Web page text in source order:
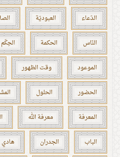
الدّعاء العبوديّة
النّاس الحكمة الحِكَم
الموعود وقت الظهور
الحضور الحلول
المعرفة معرفة الله
الباب الجدران هادي